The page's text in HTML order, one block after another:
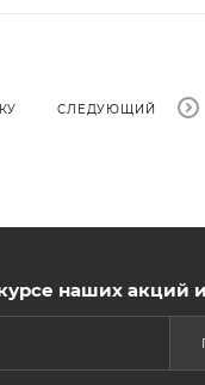
СЛЕДУЮЩИЙ
наших акций